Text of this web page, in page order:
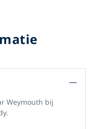
Weymouth bij